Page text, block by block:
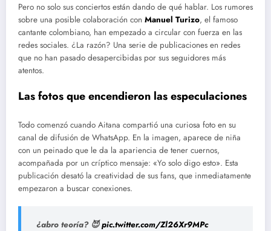
Pero no solo sus conciertos están dando de qué hablar. Los rumores
sobre una posible colaboración con Manuel Turizo, el famoso
cantante colombiano, han empezado a circular con fuerza en las
redes sociales. ¿La razón? Una serie de publicaciones en redes
que no han pasado desapercibidas por sus seguidores más
atentos.
Las fotos que encendieron las especulaciones
Todo comenzó cuando Aitana compartió una curiosa foto en su
canal de difusión de WhatsApp. En la imagen, aparece de niña
con un peinado que le da la apariencia de tener cuernos,
acompañada por un críptico mensaje: «Yo solo digo esto». Esta
publicación desató la creatividad de sus fans, que inmediatamente
empezaron a buscar conexiones.
¿abro teoría? 😈pic.twitter.com/Zl26Xr9MPc